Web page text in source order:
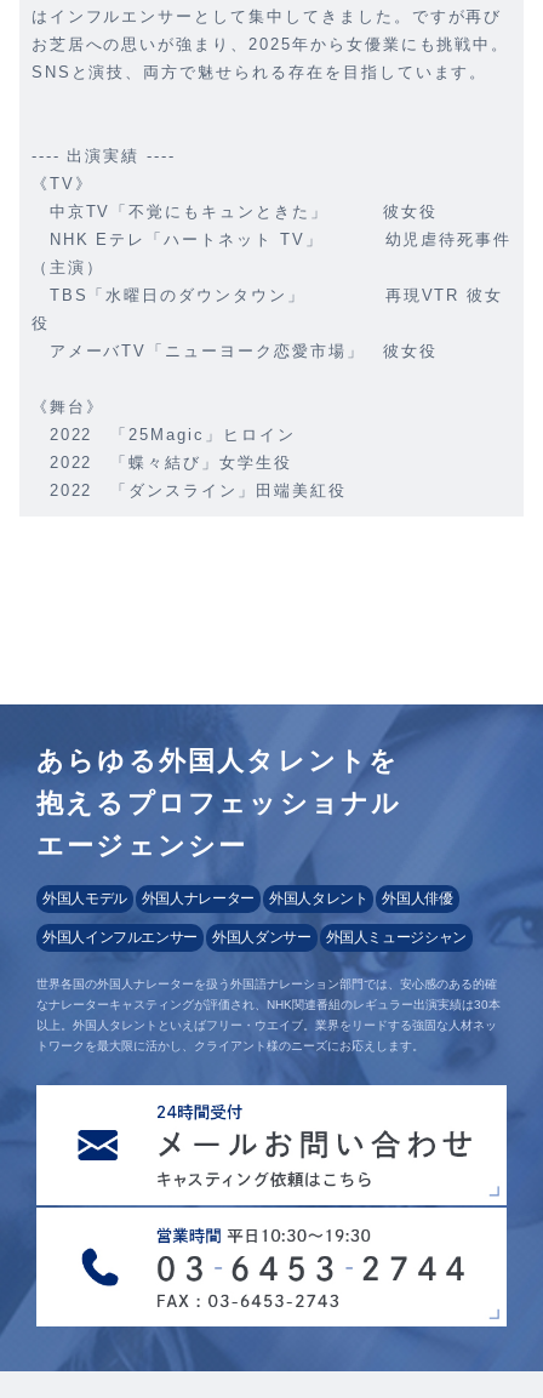
はインフルエンサーとして集中してきました。ですが再び
お芝居への思いが強まり、2025年から女優業にも挑戦中。
SNSと演技、両方で魅せられる存在を目指しています。
---- 出演実績 ----
《TV》
中京TV「不覚にもキュンときた」 彼女役
NHK Eテレ「ハートネット TV」 幼児虐待死事件
（主演）
TBS「水曜日のダウンタウン」 再現VTR 彼女
役
アメーバTV「ニューヨーク恋愛市場」 彼女役
《舞台》
2022 「25Magic」ヒロイン
2022 「蝶々結び」女学生役
2022 「ダンスライン」田端美紅役
あらゆる外国人タレントを
抱えるプロフェッショナル
エージェンシー
外国人モデル 外国人ナレーター 外国人タレント 外国人俳優
外国人インフルエンサー 外国人ダンサー 外国人ミュージシャン
世界各国の外国人ナレーターを扱う外国語ナレーション部門では、安心感のある的確
なナレーターキャスティングが評価され、NHK関連番組のレギュラー出演実績は30本
以上。外国人タレントといえばフリー・ウエイブ。業界をリードする強固な人材ネッ
トワークを最大限に活かし、クライアント様のニーズにお応えします。